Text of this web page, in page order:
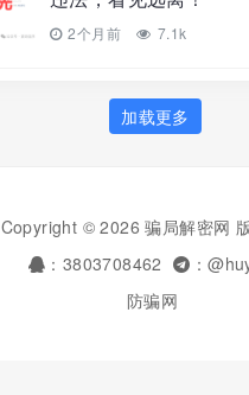
2个月前 7.1k
加载更多
Copyright © 2026 骗局解密网
：3803708462
：
防骗网